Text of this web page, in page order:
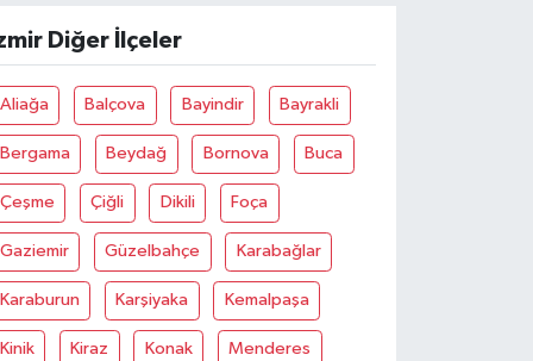
Diğer İlçeler
Aliağa Balçova Bayindir Bayrakli
Bergama Beydağ Bornova Buca
Çeşme Çiğli Dikili Foça
Gaziemir Güzelbahçe Karabağlar
Karaburun Karşiyaka Kemalpaşa
Kinik Kiraz Konak Menderes